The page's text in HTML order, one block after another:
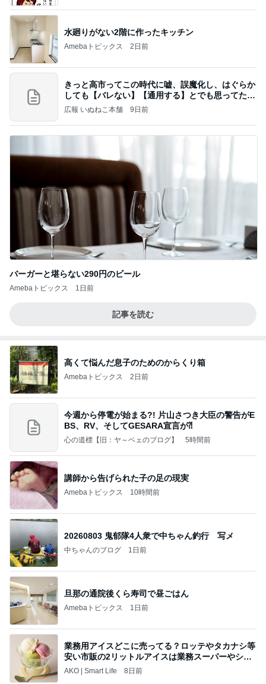
水廻りがない2階に作ったキッチン
Amebaトピックス 2日前
きっと高市ってこの時代に嘘、誤魔化し、はぐらか
しても【バレない】【通用する】とでも思ってたん
だろ
広報 いぬねこ本舗 9日前
バーガーと堪らない290円のビール
Amebaトピックス 1日前
記事を読む
高くて悩んだ息子のためのからくり箱
Amebaトピックス 2日前
今週から停電が始まる?! 片山さつき大臣の警告がE
BS、RV、そしてGESARA宣言が⁈
心の道標【旧：ヤ～ベェのブログ】 5時間前
講師から告げられた子の足の現実
Amebaトピックス 10時間前
20260803 鬼郁隊4人衆で中ちゃん釣行 写メ
中ちゃんのブログ 1日前
旦那の通院後くら寿司で昼ごはん
Amebaトピックス 1日前
業務用アイスどこに売ってる？ロッテやタカナシ等
安い市販の2リットルアイスは業務スーパーやシャ
トレ
AKO | Smart Life 8日前